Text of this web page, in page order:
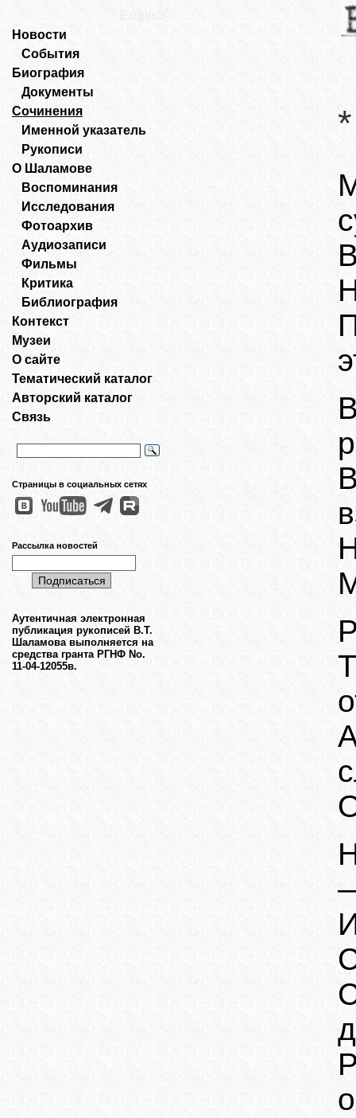
Новости
События
Биография
Документы
Сочинения
Именной указатель
Рукописи
О Шаламове
Воспоминания
Исследования
Фотоархив
Аудиозаписи
Фильмы
Критика
Библиография
Контекст
Музеи
О сайте
Тематический каталог
Авторский каталог
Связь
Страницы в социальных сетях
Рассылка новостей
Аутентичная электронная
публикация рукописей В.Т.
Шаламова выполняется на
средства гранта РГНФ No.
11-04-12055в.